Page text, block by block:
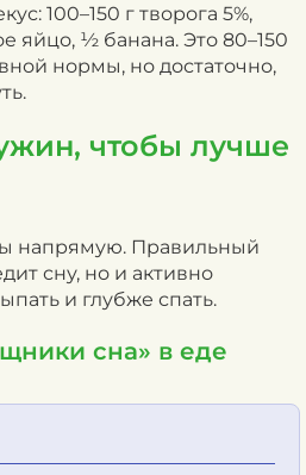
100–150 г творога 5%,
яйцо, ½ банана. Это 80–150
нормы, но достаточно,
чтобы лучше
напрямую. Правильный
сну, но и активно
и глубже спать.
сна» в еде